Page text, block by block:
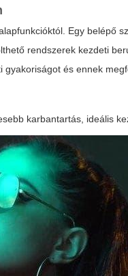
Egy belépő
rendszerek kezdeti
és ennek
karbantartás, ideális